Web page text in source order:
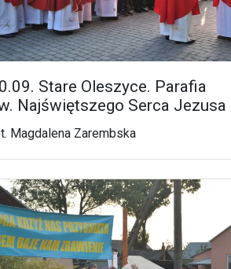
Stare Oleszyce. Parafia
Najświętszego Serca Jezusa
Magdalena Zarembska